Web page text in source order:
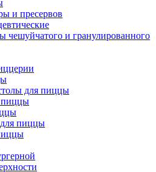
и пресервов
чешуйчатого и гранулированного
для пиццы
пиццы
для пиццы